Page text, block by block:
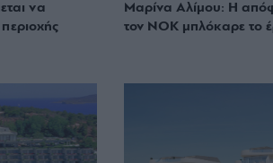
να
Μαρίνα Αλίμου: Η
τον ΝΟΚ μπλόκαρε το